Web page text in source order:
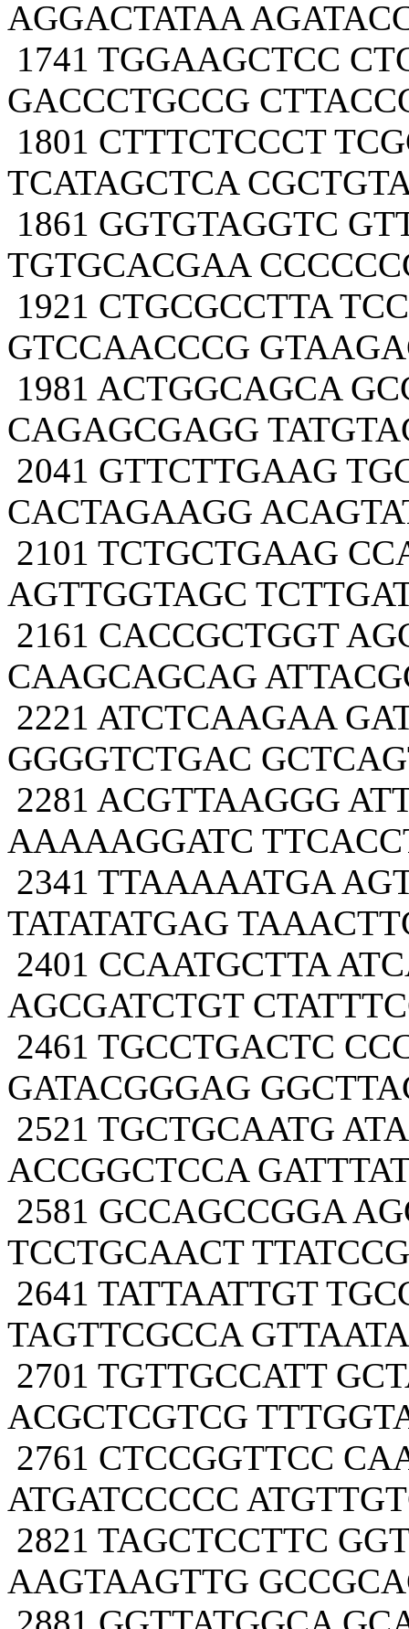
AGGACTATAA
1741 TGGAAGCTCC
GACCCTGCCG
1801 CTTTCTCCCT
TCATAGCTCA
1861 GGTGTAGGTC
TGTGCACGAA
1921 CTGCGCCTTA
GTCCAACCCG
1981 ACTGGCAGCA
CAGAGCGAGG
2041 GTTCTTGAAG
CACTAGAAGG
2101 TCTGCTGAAG
AGTTGGTAGC
2161 CACCGCTGGT
CAAGCAGCAG
2221 ATCTCAAGAA
GGGGTCTGAC
2281 ACGTTAAGGG
AAAAAGGATC
2341 TTAAAAATGA
TATATATGAG
2401 CCAATGCTTA
AGCGATCTGT
2461 TGCCTGACTC
GATACGGGAG
2521 TGCTGCAATG
ACCGGCTCCA
2581 GCCAGCCGGA
TCCTGCAACT
2641 TATTAATTGT
TAGTTCGCCA
2701 TGTTGCCATT
ACGCTCGTCG
2761 CTCCGGTTCC
ATGATCCCCC
2821 TAGCTCCTTC
AAGTAAGTTG